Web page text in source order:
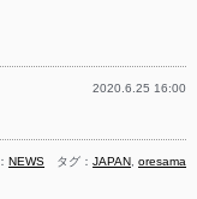
2020.6.25 16:00
NEWS タグ：JAPAN,oresama